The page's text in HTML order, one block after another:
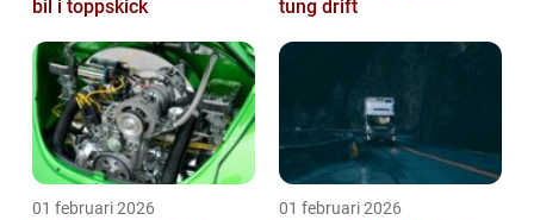
bil i toppskick
tung drift
01 februari 2026 01 februari 2026